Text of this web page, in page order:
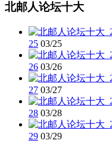
北邮人论坛十大
25 03/25
26 03/26
27 03/27
28 03/28
29 03/29